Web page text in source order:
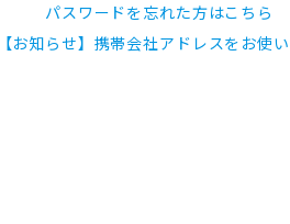
パスワードを忘れた方はこちら
【お知らせ】携帯会社アドレスをお使